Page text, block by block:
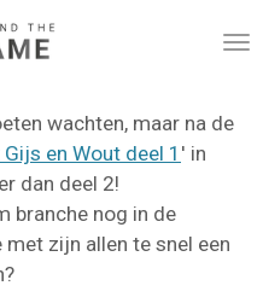
wachten, maar na de
en Wout deel 1 ' in
dan deel 2!
branche nog in de
met zijn allen te snel een